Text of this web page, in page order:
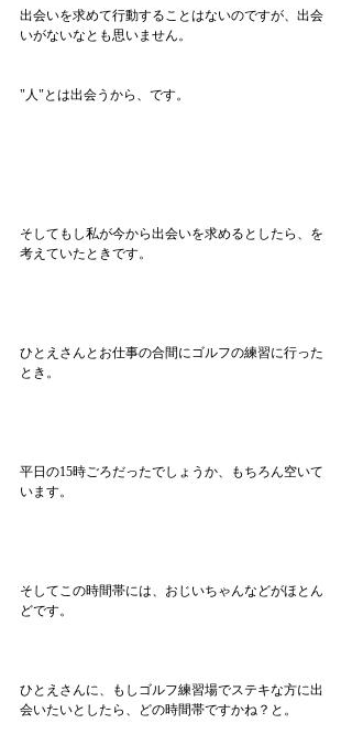
出会いを求めて行動することはないのですが、出会
いがないなとも思いません。
"人"とは出会うから、です。
そしてもし私が今から出会いを求めるとしたら、を
考えていたときです。
ひとえさんとお仕事の合間にゴルフの練習に行った
とき。
平日の15時ごろだったでしょうか、もちろん空いて
います。
そしてこの時間帯には、おじいちゃんなどがほとん
どです。
ひとえさんに、もしゴルフ練習場でステキな方に出
会いたいとしたら、どの時間帯ですかね？と。